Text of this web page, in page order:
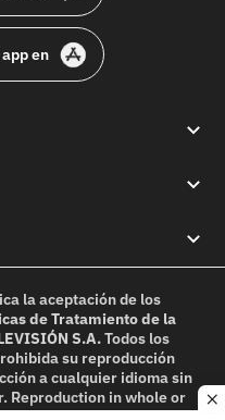
en
la aceptación de los
de Tratamiento de la
S.A.Todos los
su reproducción
a cualquier idioma sin
Reproduction in whole or